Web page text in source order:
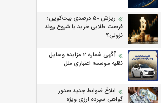
ریزش ۵۰ درصدی بیت‌کوین؛
فرصت طلایی خرید یا شروع روند
نزولی؟
آگهی شماره 2 مزایده وسایل
نقلیه موسسه اعتباری ملل
ابلاغ ضوابط جدید صدور
گواهی سپرده ارزی ویژه